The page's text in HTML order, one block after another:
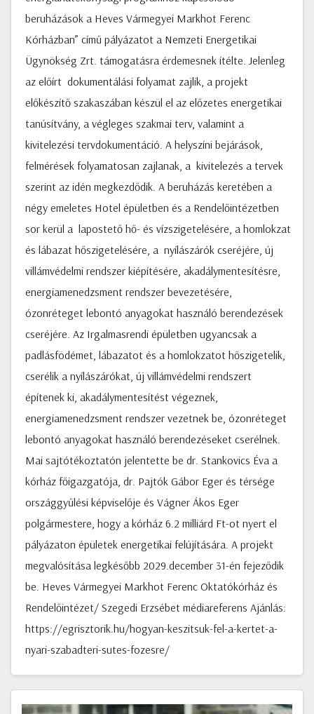
beruházások a Heves Vármegyei Markhot Ferenc
Kórházban” című pályázatot a Nemzeti Energetikai
Ügynökség Zrt. támogatásra érdemesnek ítélte. Jelenleg
az előírt dokumentálási folyamat zajlik, a projekt
előkészítő szakaszában készül el az előzetes energetikai
tanúsítvány, a végleges szakmai terv, valamint a
kivitelezési tervdokumentáció. A helyszíni bejárások,
felmérések folyamatosan zajlanak, a kivitelezés a tervek
szerint az idén megkezdődik. A beruházás keretében a
négy emeletes Hotel épületben és a Rendelőintézetben
sor kerül a lapostető hő- és vízszigetelésére, a homlokzat
és lábazat hőszigetelésére, a nyílászárók cseréjére, új
villámvédelmi rendszer kiépítésére, akadálymentesítésre,
energiamenedzsment rendszer bevezetésére,
ózonréteget lebontó anyagokat használó berendezések
cseréjére. Az Irgalmasrendi épületben ugyancsak a
padlásfödémet, lábazatot és a homlokzatot hőszigetelik,
cserélik a nyílászárókat, új villámvédelmi rendszert
építenek ki, akadálymentesítést végeznek,
energiamenedzsment rendszer vezetnek be, ózonréteget
lebontó anyagokat használó berendezéseket cserélnek.
Mai sajtótékoztatón jelentette be dr. Stankovics Éva a
kórház főigazgatója, dr. Pajtók Gábor Eger és térsége
országgyűlési képviselője és Vágner Ákos Eger
polgármestere, hogy a kórház 6.2 milliárd Ft-ot nyert el
pályázaton épületek energetikai felújítására. A projekt
megvalósítása legkésőbb 2029.december 31-én fejeződik
be. Heves Vármegyei Markhot Ferenc Oktatókórház és
Rendelőintézet/ Szegedi Erzsébet médiareferens Ajánlás:
https://egrisztorik.hu/hogyan-keszitsuk-fel-a-kertet-a-
nyari-szabadteri-sutes-fozesre/